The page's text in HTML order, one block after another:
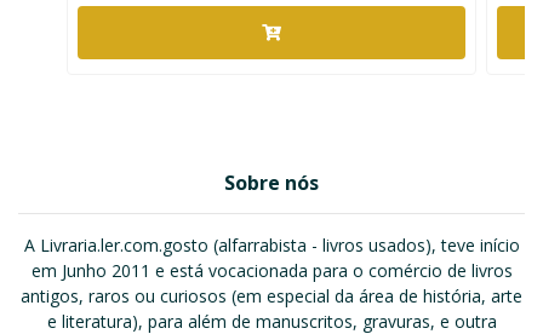
Sobre nós
A Livraria.ler.com.gosto (alfarrabista - livros usados), teve início
em Junho 2011 e está vocacionada para o comércio de livros
antigos, raros ou curiosos (em especial da área de história, arte
e literatura), para além de manuscritos, gravuras, e outra